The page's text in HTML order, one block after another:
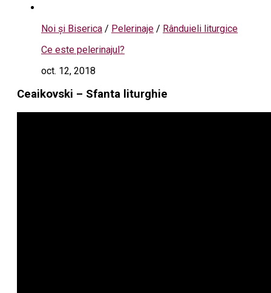
Noi și Biserica / Pelerinaje / Rânduieli liturgice
Ce este pelerinajul?
oct. 12, 2018
Ceaikovski – Sfanta liturghie